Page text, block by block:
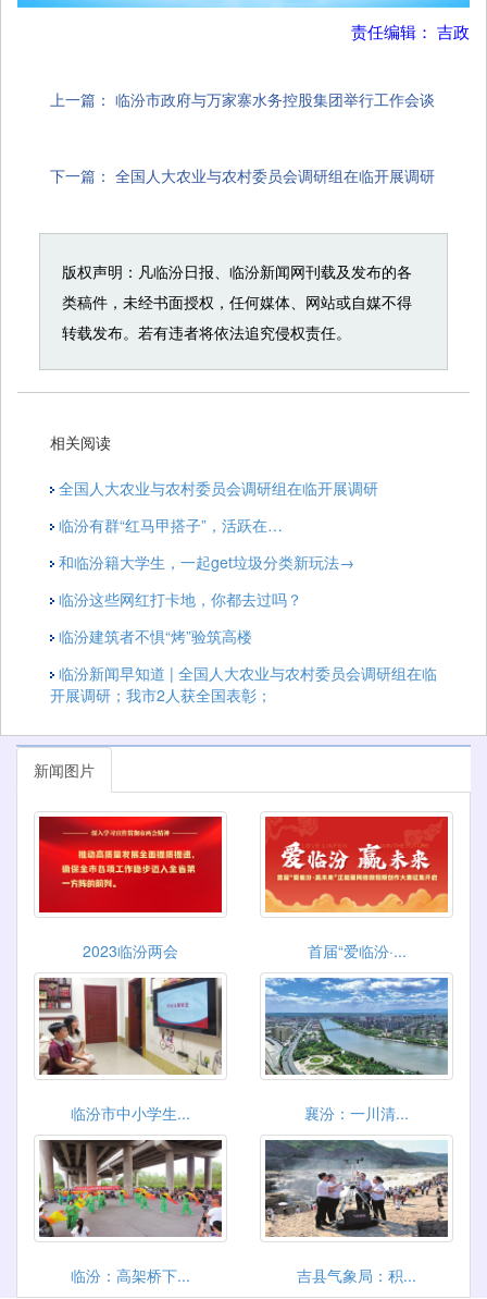
责任编辑： 吉政
上一篇： 临汾市政府与万家寨水务控股集团举行工作会谈
下一篇： 全国人大农业与农村委员会调研组在临开展调研
版权声明：凡临汾日报、临汾新闻网刊载及发布的各
类稿件，未经书面授权，任何媒体、网站或自媒不得
转载发布。若有违者将依法追究侵权责任。
相关阅读
全国人大农业与农村委员会调研组在临开展调研
临汾有群“红马甲搭子”，活跃在…
和临汾籍大学生，一起get垃圾分类新玩法→
临汾这些网红打卡地，你都去过吗？
临汾建筑者不惧“烤”验筑高楼
临汾新闻早知道 | 全国人大农业与农村委员会调研组在临
开展调研；我市2人获全国表彰；
新闻图片
2023临汾两会 首届“爱临汾·...
临汾市中小学生... 襄汾：一川清...
临汾：高架桥下... 吉县气象局：积...